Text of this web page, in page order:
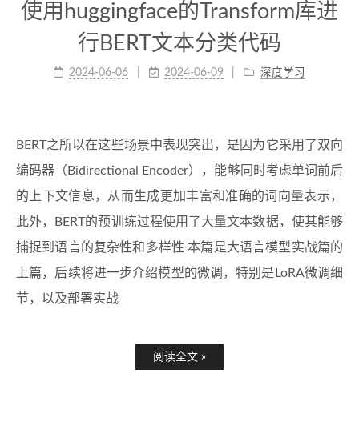
使用huggingface的Transform库进
行BERT文本分类代码
2024-06-06 2024-06-09 深度学习
BERT之所以在这些场景中表现突出，是因为它采用了双向
编码器（Bidirectional Encoder），能够同时考虑单词前后
的上下文信息，从而生成更加丰富和准确的词向量表示，
此外，BERT的预训练过程使用了大量文本数据，使其能够
捕捉到语言的复杂性和多样性 本篇是大语言模型实战篇的
上篇，后续将进一步介绍模型的微调，特别是LoRA微调细
节，以及部署实战
阅读全文 »